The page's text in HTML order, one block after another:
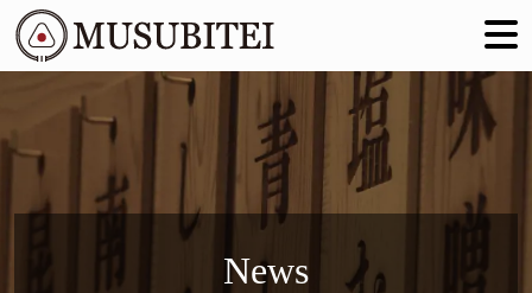
News